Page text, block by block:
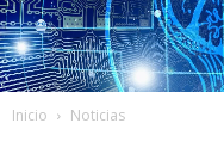
Inicio Noticias